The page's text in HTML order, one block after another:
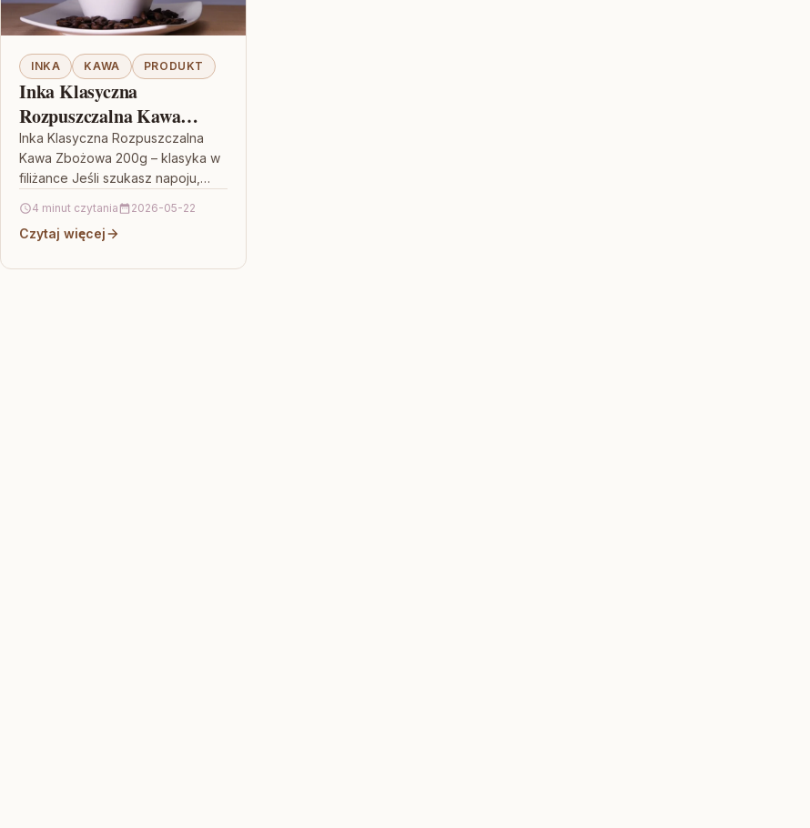
INKA KAWA PRODUKT
Inka Klasyczna
Rozpuszczalna Kawa
Zbożowa 200g
Inka Klasyczna Rozpuszczalna
Kawa Zbożowa 200g – klasyka w
filiżance Jeśli szukasz napoju,
jednocześnie daje przyjemne,
łagodne odczucie w ciągu…
4 minut czytania 2026-05-22
Czytaj więcej